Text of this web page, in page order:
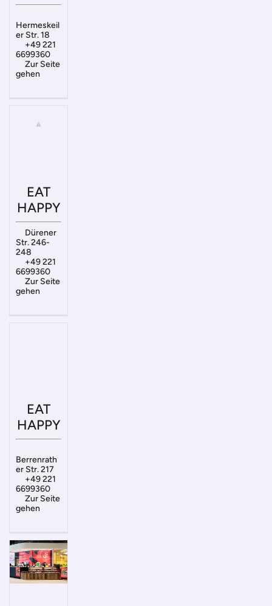
Hermeskeil
er Str. 18
+49 221
6699360
Zur Seite
gehen
EAT
HAPPY
Dürener
Str. 246-
248
+49 221
6699360
Zur Seite
gehen
EAT
HAPPY
Berrenrath
er Str. 217
+49 221
6699360
Zur Seite
gehen